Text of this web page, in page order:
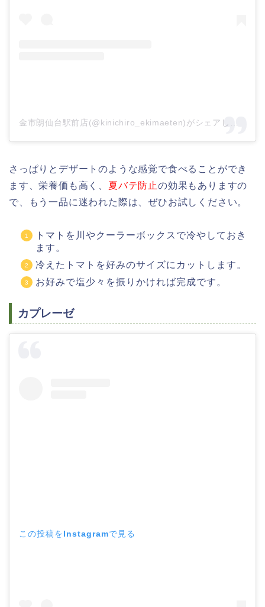
さっぱりとデザートのような感覚で食べることができ
ます、栄養価も高く、 夏バテ防止の効果もありますの
で、もう一品に迷われた際は、ぜひお試しください。
トマトを川やクーラーボックスで冷やしておき
ます。
冷えたトマトを好みのサイズにカットします。
お好みで塩少々を振りかければ完成です。
カプレーゼ
この投稿をInstagramで見る